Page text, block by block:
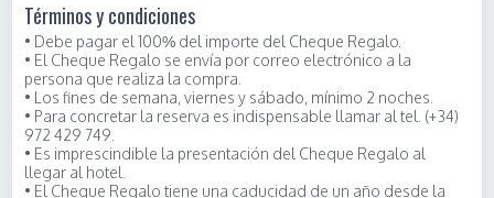
Términos y condiciones
• Debe pagar el 100%del importe del Cheque Regalo.
• El Cheque Regalo se envía por correo electrónico a la
persona que realiza la compra.
• Los fines de semana, viernes y sábado, mínimo 2 noches.
• Para concretar la reserva es indispensable llamar al tel. (+34)
972 429 749.
• Es imprescindible la presentación del Cheque Regalo al
llegar al hotel.
• El Cheque Regalo tiene una caducidad de un año desde la